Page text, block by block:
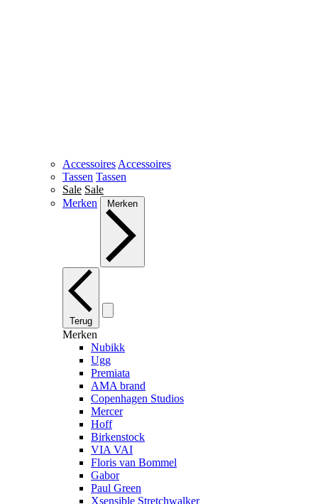
Accessoires Accessoires
Tassen Tassen
Sale Sale
Merken
Merken
Terug
Merken
Nubikk
Ugg
Premiata
AMA brand
Copenhagen Studios
Mercer
Hoff
Birkenstock
VIA VAI
Floris van Bommel
Gabor
Paul Green
Xsensible Stretchwalker